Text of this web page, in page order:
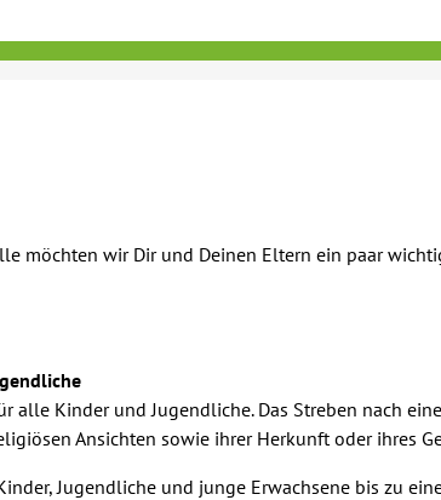
möchten wir Dir und Deinen Eltern ein paar
Kinder und Jugendliche. Das Streben nach
Ansichten sowie ihrer Herkunft oder ihres
Jugendliche und junge Erwachsene bis zu